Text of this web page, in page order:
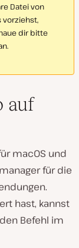
Datei von
vorziehst,
dir bitte
auf
macOS und
für die
hast, kannst
Befehl im